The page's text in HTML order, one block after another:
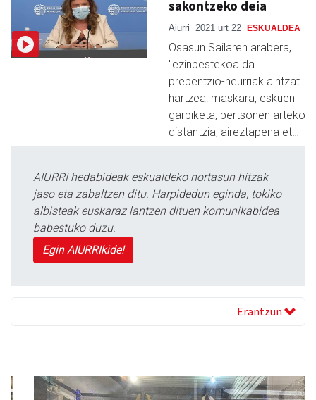
sakontzeko deia
Aiurri 2021 urt 22 ESKUALDEA
Osasun Sailaren arabera,
"ezinbestekoa da
prebentzio-neurriak aintzat
hartzea: maskara, eskuen
garbiketa, pertsonen arteko
distantzia, aireztapena et…
AIURRI hedabideak eskualdeko nortasun hitzak
jaso eta zabaltzen ditu. Harpidedun eginda, tokiko
albisteak euskaraz lantzen dituen komunikabidea
babestuko duzu.
Egin AIURRIkide!
Erantzun